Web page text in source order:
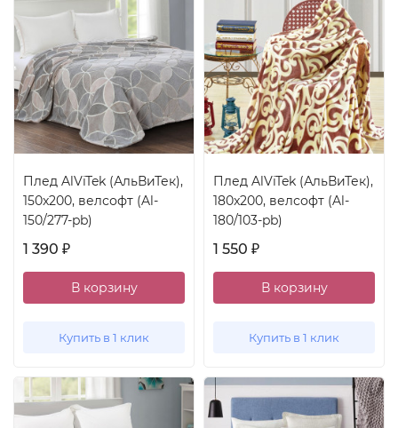
Плед AlViTek (АльВиТек),
150x200, велсофт (Al-
150/277-pb)
1 390 ₽
В корзину
Купить в 1 клик
Плед AlViTek (АльВиТек),
180x200, велсофт (Al-
180/103-pb)
1 550 ₽
В корзину
Купить в 1 клик